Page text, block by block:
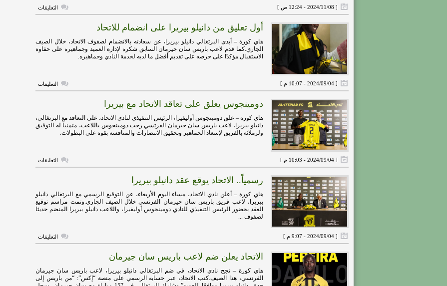
[ 2024/11/08 - 12:24 ص ] التعليقاتعلى
بيريرا:
أمام
العروبة
أول تعليق من دانيلو بيريرا على انضمام للاتحاد
هاي كورة – أبدى البرتغالي دانيلو بيريرا، عن سعادته بالانضمام لصفوف الاتحاد، خلال الصيف
الجاري.كما قدم لاعب باريس سان جيرمان السابق شكره لإدارة العميد وجماهيره على حفاوة
الاستقبال.مؤكدًا على حرصه على تقديم أفضل ما لديه لخدمة النادي وجماهيره.
[ 2024/09/04 - 10:07 م ] التعليقاتعلى
أول
على
انضمام
دومينجوس يعلق على تعاقد الاتحاد مع بيريرا
هاي كورة – علق دومينجوس أوليفيرا، الرئيس التنفيذي لنادي الاتحاد، على التعاقد مع البرتغالي،
دانيلو بيريرا، لاعب باريس سان جيرمان الفرتسي.رحب دومينجوس باللاعب، متمنياً له التوفيق
ولزملائه بالفريق لإسعاد الجماهير وتحقيق الانتصارات والمنافسة بقوة على البطولات.
[ 2024/09/04 - 10:03 م ] التعليقاتعلى
دومينجوس
مع
بيريرا
مغلقة
رسمياً.. الاتحاد يوقع عقد دانيلو بيريرا
هاي كورة – أعلن نادي الاتحاد، مساء اليوم الأربعاء، عن التوقيع الرسمي مع البرتغالي دانيلو
بيريرا، لاعب فريق باريس سان جيرمان الفرنسي خلال الصيف الجاري.وتمت مراسم توقيع
العقد بحضور الرئيس التنفيذي للنادي دومينجوس أوليفيرا، واللاعب دانيلو بيريرا المنضم حديثا
لصفوف ...
[ 2024/09/04 - 9:07 م ] التعليقاتعلى
رسمياً..
دانيلو
بيريرا
مغلقة
الاتحاد يعلن ضم لاعب باريس سان جيرمان
هاي كورة – نجح نادي الاتحاد، في ضم البرتغالي دانيلو بيريرا، لاعب باريس سان جيرمان
الفرنسي، هذا الصيف.كتب الاتحاد، عبر حسابه الرسمي على منصة “إكس”: “من باريس إلى